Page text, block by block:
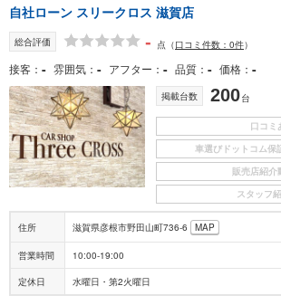
自社ローン スリークロス 滋賀店
総合評価 - 点 （口コミ件数：0件）
接客 - 雰囲気 - アフター - 品質 - 価格 -
掲載台数 200台
口コミ
車選びドットコム保
販売店紹介
スタッフ
住所 滋賀県彦根市野田山町736-6 MAP
営業時間 10:00-19:00
定休日 水曜日・第2火曜日